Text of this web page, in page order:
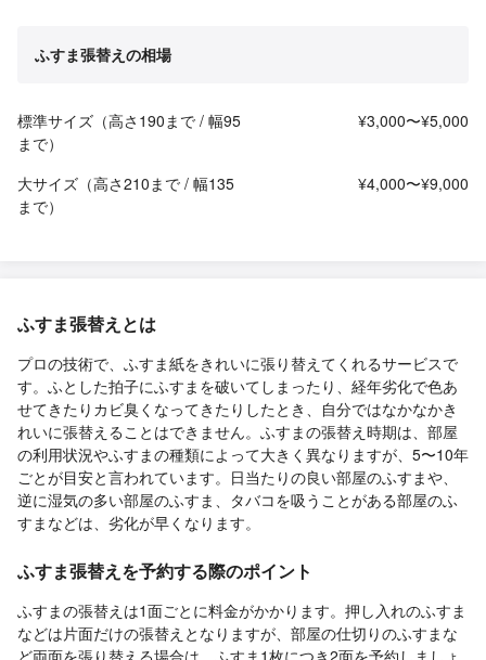
ふすま張替えの相場
標準サイズ（高さ190まで / 幅95
まで）
¥3,000〜¥5,000
大サイズ（高さ210まで / 幅135
まで）
¥4,000〜¥9,000
ふすま張替えとは
プロの技術で、ふすま紙をきれいに張り替えてくれるサービスで
す。ふとした拍子にふすまを破いてしまったり、経年劣化で色あ
せてきたりカビ臭くなってきたりしたとき、自分ではなかなかき
れいに張替えることはできません。ふすまの張替え時期は、部屋
の利用状況やふすまの種類によって大きく異なりますが、5〜10年
ごとが目安と言われています。日当たりの良い部屋のふすまや、
逆に湿気の多い部屋のふすま、タバコを吸うことがある部屋のふ
すまなどは、劣化が早くなります。
ふすま張替えを予約する際のポイント
ふすまの張替えは1面ごとに料金がかかります。押し入れのふすま
などは片面だけの張替えとなりますが、部屋の仕切りのふすまな
ど両面を張り替える場合は、ふすま1枚につき2面を予約しましょ